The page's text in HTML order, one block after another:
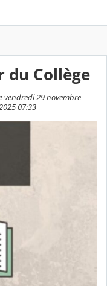
du Collège
vendredi 29 novembre
07:33